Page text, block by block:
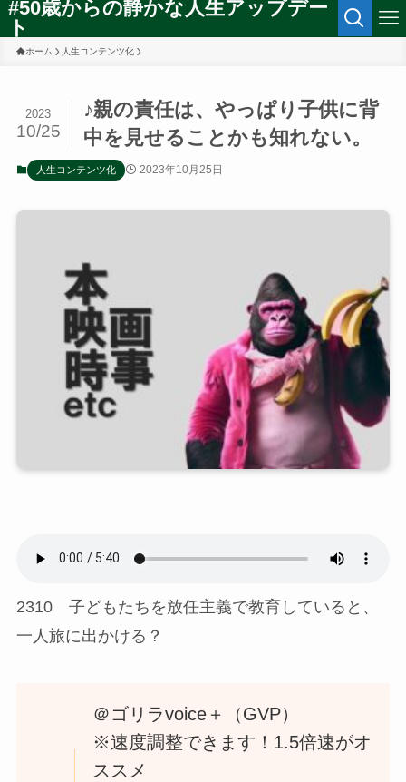
#50歳からの静かな人生アップデー
ト
ホーム 人生コンテンツ化
♪親の責任は、やっぱり子供に背
中を見せることかも知れない。
2023
10/25
人生コンテンツ化 2023年10月25日
2310 子どもたちを放任主義で教育していると、
一人旅に出かける？
＠ゴリラvoice＋（GVP）
※速度調整できます！1.5倍速がオ
ススメ